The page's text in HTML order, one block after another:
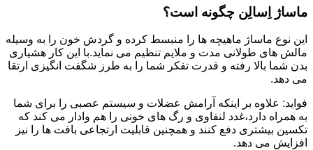
ماساژ اِسالِن چگونه است؟
این نوع ماساژ ماهیچه ها را منبسط کرده و گردش خون را به وسیله
مالش های طولانی مدت و ملایم تنظیم می نماید.با این کار هشیاری
بدن شما بالا رفته و قدرت تفکر شما را به طرز شگفت انگیزی ارتقا
می دهد.
فواید: علاوه بر اینکه آرامش عضلات و سیستم عصبی را برای شما
به همراه دارد،غدد لنفاوی و رگ های خونی را هم وادار می کند که
تکسین بیشتری دفع کنند و همچنین قابلیت ارتجاعی بافت ها را نیز
افزایش می دهد.